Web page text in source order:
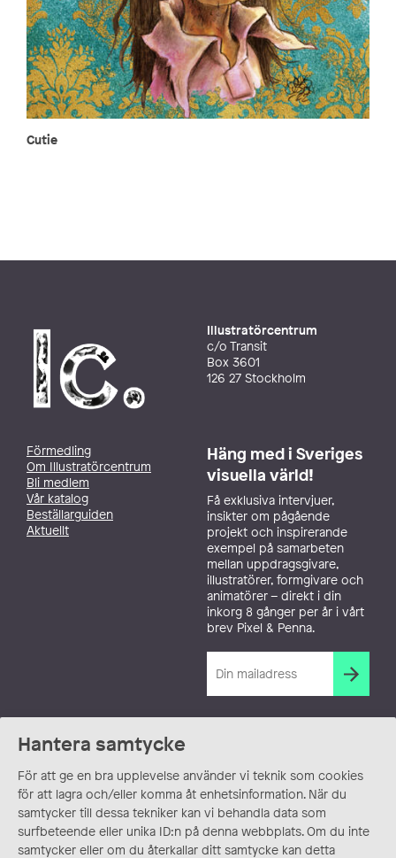
Hantera samtycke
För att ge en bra upplevelse använder vi teknik som cookies
för att lagra och/eller komma åt enhetsinformation. När du
samtycker till dessa tekniker kan vi behandla data som
surfbeteende eller unika ID:n på denna webbplats. Om du inte
samtycker eller om du återkallar ditt samtycke kan detta
Cutie
Illustratörcentrum
c/o Transit
Box 3601
126 27 Stockholm
Förmedling
Om Illustratörcentrum
Bli medlem
Vår katalog
Beställarguiden
Aktuellt
Häng med i Sveriges
visuella värld!
Få exklusiva intervjuer,
insikter om pågående
projekt och inspirerande
exempel på samarbeten
mellan uppdragsgivare,
illustratörer, formgivare och
animatörer – direkt i din
inkorg 8 gånger per år i vårt
brev Pixel & Penna.